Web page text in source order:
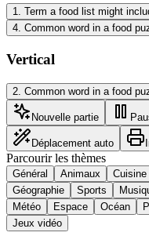
1. Term a food list might
4. Common word in a food
Vertical
2 Common word in a food
Nouvelle partie
Déplacement auto
Parcourir les thèmes
Général Animaux Cuisine
Géographie
Sports
Météo
Espace Océan
Jeux vidéo